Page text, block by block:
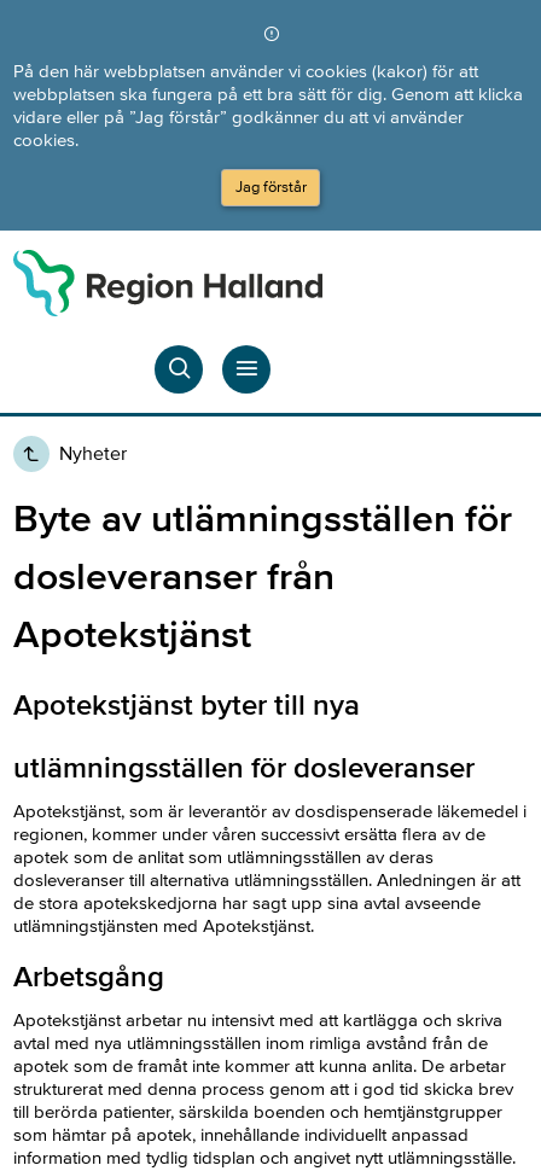
På den här webbplatsen använder vi cookies (kakor) för att
webbplatsen ska fungera på ett bra sätt för dig. Genom att klicka
vidare eller på ”Jag förstår” godkänner du att vi använder
cookies.
Jag förstår
Nyheter
Byte av utlämningsställen för
dosleveranser från
Apotekstjänst
Apotekstjänst byter till nya
utlämningsställen för dosleveranser
Apotekstjänst, som är leverantör av dosdispenserade läkemedel i
regionen, kommer under våren successivt ersätta flera av de
apotek som de anlitat som utlämningsställen av deras
dosleveranser till alternativa utlämningsställen. Anledningen är att
de stora apotekskedjorna har sagt upp sina avtal avseende
utlämningstjänsten med Apotekstjänst.
Arbetsgång
Apotekstjänst arbetar nu intensivt med att kartlägga och skriva
avtal med nya utlämningsställen inom rimliga avstånd från de
apotek som de framåt inte kommer att kunna anlita. De arbetar
strukturerat med denna process genom att i god tid skicka brev
till berörda patienter, särskilda boenden och hemtjänstgrupper
som hämtar på apotek, innehållande individuellt anpassad
information med tydlig tidsplan och angivet nytt utlämningsställe.